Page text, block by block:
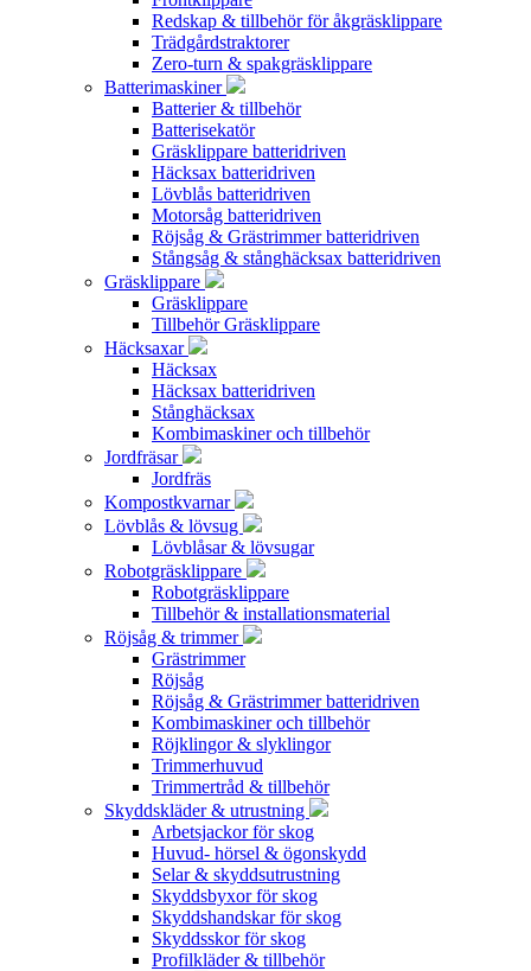
Redskap & tillbehör för åkgräsklippare
Trädgårdstraktorer
Zero-turn & spakgräsklippare
Batterimaskiner
Batterier & tillbehör
Batterisekatör
Gräsklippare batteridriven
Häcksax batteridriven
Lövblås batteridriven
Motorsåg batteridriven
Röjsåg & Grästrimmer batteridriven
Stångsåg & stånghäcksax batteridriven
Gräsklippare
Gräsklippare
Tillbehör Gräsklippare
Häcksaxar
Häcksax
Häcksax batteridriven
Stånghäcksax
Kombimaskiner och tillbehör
Jordfräsar
Jordfräs
Kompostkvarnar
Lövblås & lövsug
Lövblåsar & lövsugar
Robotgräsklippare
Robotgräsklippare
Tillbehör & installationsmaterial
Röjsåg & trimmer
Grästrimmer
Röjsåg
Röjsåg & Grästrimmer batteridriven
Kombimaskiner och tillbehör
Röjklingor & slyklingor
Trimmerhuvud
Trimmertråd & tillbehör
Skyddskläder & utrustning
Arbetsjackor för skog
Huvud- hörsel & ögonskydd
Selar & skyddsutrustning
Skyddsbyxor för skog
Skyddshandskar för skog
Skyddsskor för skog
Profilkläder & tillbehör